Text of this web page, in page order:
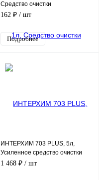
Средство очистки
поверхностей в санитарных
162 ₽ / шт
Подробнее
ИНТЕРХИМ 703 PLUS, 5л,
Усиленное средство очистки
поверхностей в санитарных
1 468 ₽ / шт